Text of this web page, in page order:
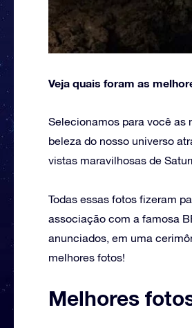
Veja quais foram as
Selecionamos para você as
beleza do nosso universo
vistas maravilhosas de
Todas essas fotos fizeram
associação com a famosa
anunciados, em uma
melhores fotos!
Melhores